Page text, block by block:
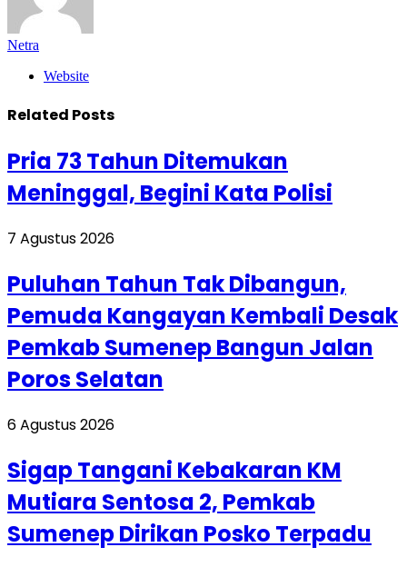
Netra
Website
Related Posts
Pria 73 Tahun Ditemukan
Meninggal, Begini Kata Polisi
7 Agustus 2026
Puluhan Tahun Tak Dibangun,
Pemuda Kangayan Kembali Desak
Pemkab Sumenep Bangun Jalan
Poros Selatan
6 Agustus 2026
Sigap Tangani Kebakaran KM
Mutiara Sentosa 2, Pemkab
Sumenep Dirikan Posko Terpadu